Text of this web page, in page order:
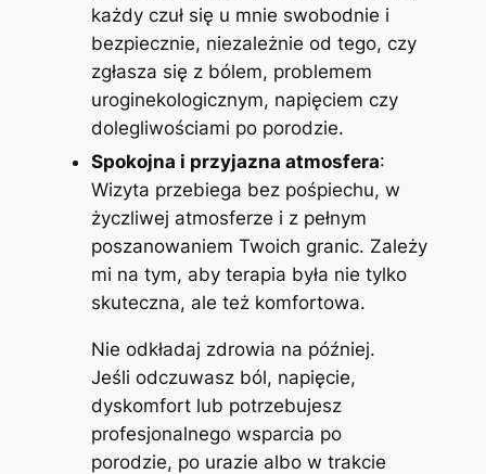
każdy czuł się u mnie swobodnie i
bezpiecznie, niezależnie od tego, czy
zgłasza się z bólem, problemem
uroginekologicznym, napięciem czy
dolegliwościami po porodzie.
Spokojna i przyjazna atmosfera:
Wizyta przebiega bez pośpiechu, w
życzliwej atmosferze i z pełnym
poszanowaniem Twoich granic. Zależy
mi na tym, aby terapia była nie tylko
skuteczna, ale też komfortowa.
Nie odkładaj zdrowia na później.
Jeśli odczuwasz ból, napięcie,
dyskomfort lub potrzebujesz
profesjonalnego wsparcia po
porodzie, po urazie albo w trakcie